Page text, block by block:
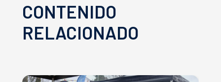
CONTENIDO
RELACIONADO